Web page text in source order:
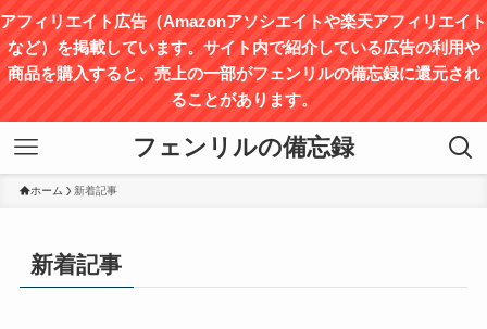
アフィリエイト広告（Amazonアソシエイトや楽天アフィリエイト
など）を掲載しています。サイト内で紹介している広告の利用や
商品を購入すると、売上の⼀部がフェンリルの備忘録に還元され
ることがあります。
フェンリルの備忘録
ホーム 新着記事
新着記事